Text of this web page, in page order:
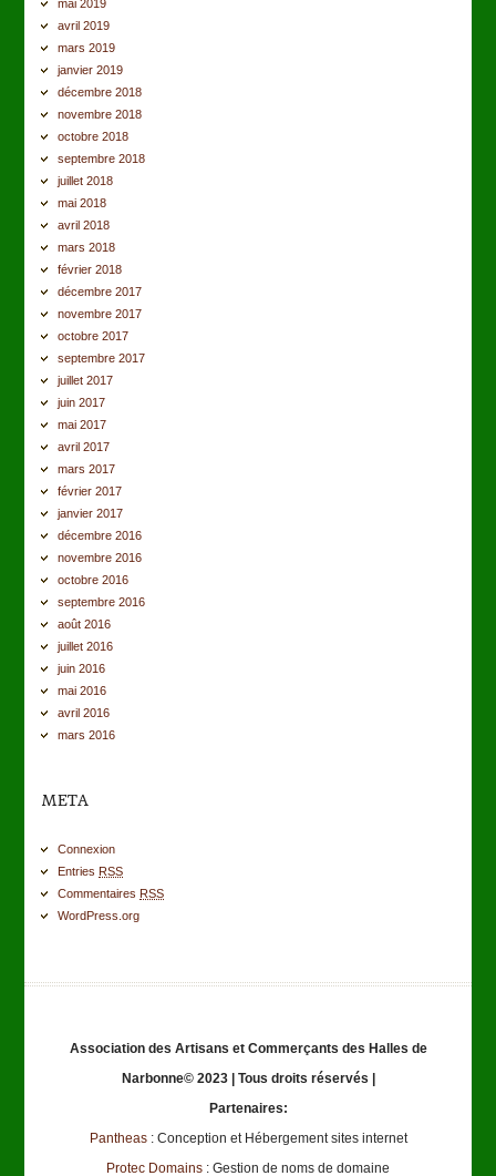
mai 2019
avril 2019
mars 2019
janvier 2019
décembre 2018
novembre 2018
octobre 2018
septembre 2018
juillet 2018
mai 2018
avril 2018
mars 2018
février 2018
décembre 2017
novembre 2017
octobre 2017
septembre 2017
juillet 2017
juin 2017
mai 2017
avril 2017
mars 2017
février 2017
janvier 2017
décembre 2016
novembre 2016
octobre 2016
septembre 2016
août 2016
juillet 2016
juin 2016
mai 2016
avril 2016
mars 2016
META
Connexion
Entries RSS
Commentaires RSS
WordPress.org
Association des Artisans et Commerçants des Halles de
Narbonne© 2023 | Tous droits réservés |
Partenaires:
Pantheas: Conception et Hébergement sites internet
Protec Domains : Gestion de noms de domaine